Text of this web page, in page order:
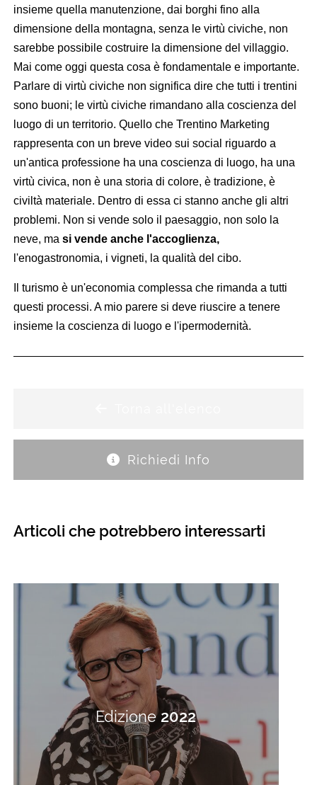
insieme quella manutenzione, dai borghi fino alla
dimensione della montagna, senza le virtù civiche, non
sarebbe possibile costruire la dimensione del villaggio.
Mai come oggi questa cosa è fondamentale e importante.
Parlare di virtù civiche non significa dire che tutti i trentini
sono buoni; le virtù civiche rimandano alla coscienza del
luogo di un territorio. Quello che Trentino Marketing
rappresenta con un breve video sui social riguardo a
un'antica professione ha una coscienza di luogo, ha una
virtù civica, non è una storia di colore, è tradizione, è
civiltà materiale. Dentro di essa ci stanno anche gli altri
problemi. Non si vende solo il paesaggio, non solo la
neve, ma si vende anche l'accoglienza,
l'enogastronomia, i vigneti, la qualità del cibo.
Il turismo è un'economia complessa che rimanda a tutti
questi processi. A mio parere si deve riuscire a tenere
insieme la coscienza di luogo e l'ipermodernità.
Richiedi Info
Articoli che potrebbero interessarti
Edizione2022